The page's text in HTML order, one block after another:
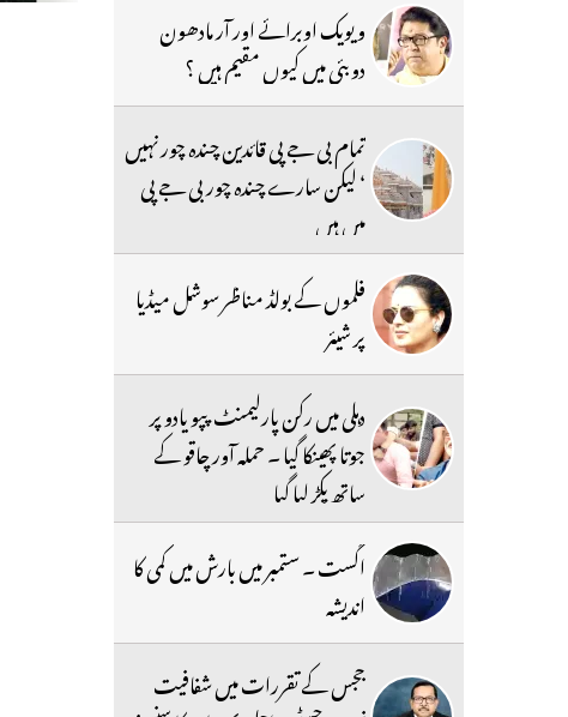
ویویک اوبرائے اور آر مادھون
دوبئی میں کیوں مقیم ہیں ؟
تمام بی جے پی قائدین چندہ چور نہیں
‘ لیکن سارے چندہ چور بی جے پی
میں ہیں
فلموں کے بولڈ مناظر سوشل میڈیا
پر شیئر
دہلی میں رکن پارلیمنٹ پپو یادو پر
جوتا پھینکا گیا ۔ حملہ آور چاقو کے
ساتھ پکڑ لیا گیا
اگست ۔ ستمبر میں بارش میں کمی کا
اندیشہ
ججس کے تقررات میں شفافیت